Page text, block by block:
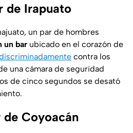
de Irapuato
un par de hombres
un bar ubicado en el corazón de
contra los
una cámara de seguridad
de cinco segundos se desató
de Coyoacán